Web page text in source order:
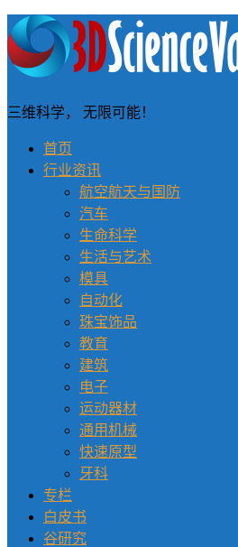
三维科学， 无限可能！
首页
行业资讯
航空航天与国防
汽车
生命科学
生活与艺术
模具
自动化
珠宝饰品
教育
建筑
电子
运动器材
通用机械
快速原型
牙科
专栏
白皮书
谷研究